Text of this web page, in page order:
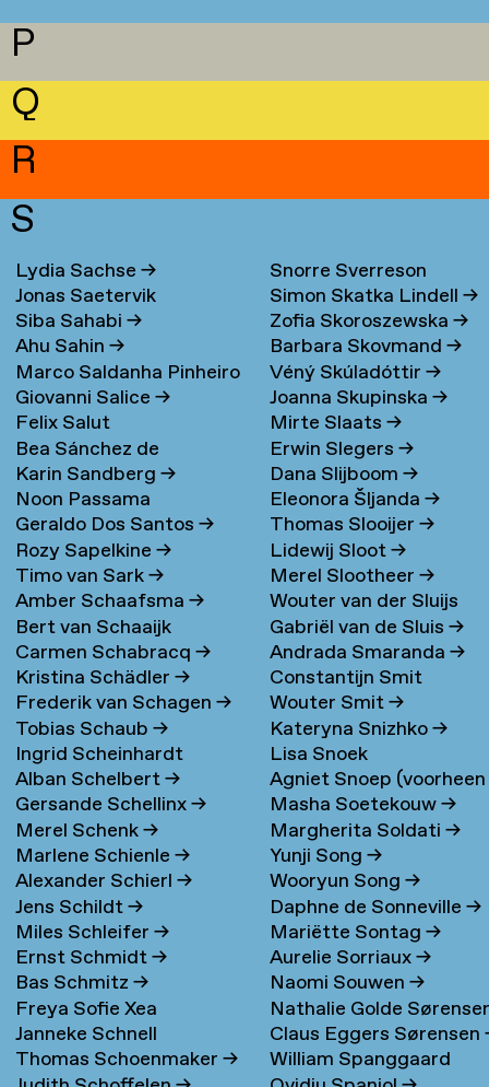
P
Q
R
S
Lydia Sachse→
Jonas Saetervik
Siba Sahabi→
Ahu Sahin→
Marco Saldanha Pinheiro
→
Giovanni Salice→
Felix Salut
Bea Sánchez de
Lamadrid Bayón→
Karin Sandberg→
Noon Passama
Sanpatchayapong→
Geraldo Dos Santos→
Rozy Sapelkine→
Timo van Sark→
Amber Schaafsma→
Bert van Schaaijk
Carmen Schabracq→
Kristina Schädler→
Frederik van Schagen→
Tobias Schaub→
Ingrid Scheinhardt
Alban Schelbert→
Gersande Schellinx→
Merel Schenk→
Marlene Schienle→
Alexander Schierl→
Jens Schildt→
Miles Schleifer→
Ernst Schmidt→
Bas Schmitz→
Freya Sofie Xea
Schneevoigt→
Janneke Schnell
Thomas Schoenmaker→
Snorre Sverreson
Skarveland Petlund→
Simon Skatka Lindell→
Zofia Skoroszewska→
Barbara Skovmand→
Véný Skúladóttir→
Joanna Skupinska→
Mirte Slaats→
Erwin Slegers→
Dana Slijboom→
Eleonora Šljanda→
Thomas Slooijer→
Lidewij Sloot→
Merel Slootheer→
Wouter van der Sluijs
Gabriël van de Sluis→
Andrada Smaranda→
Constantijn Smit
Wouter Smit→
Kateryna Snizhko→
Lisa Snoek
Agniet Snoep (voorheen
Meijerman)→
Masha Soetekouw→
Margherita Soldati→
Yunji Song→
Wooryun Song→
Daphne de Sonneville→
Mariëtte Sontag→
Aurelie Sorriaux→
Naomi Souwen→
Nathalie Golde
→
Claus Eggers Sørensen
William Spanggaard